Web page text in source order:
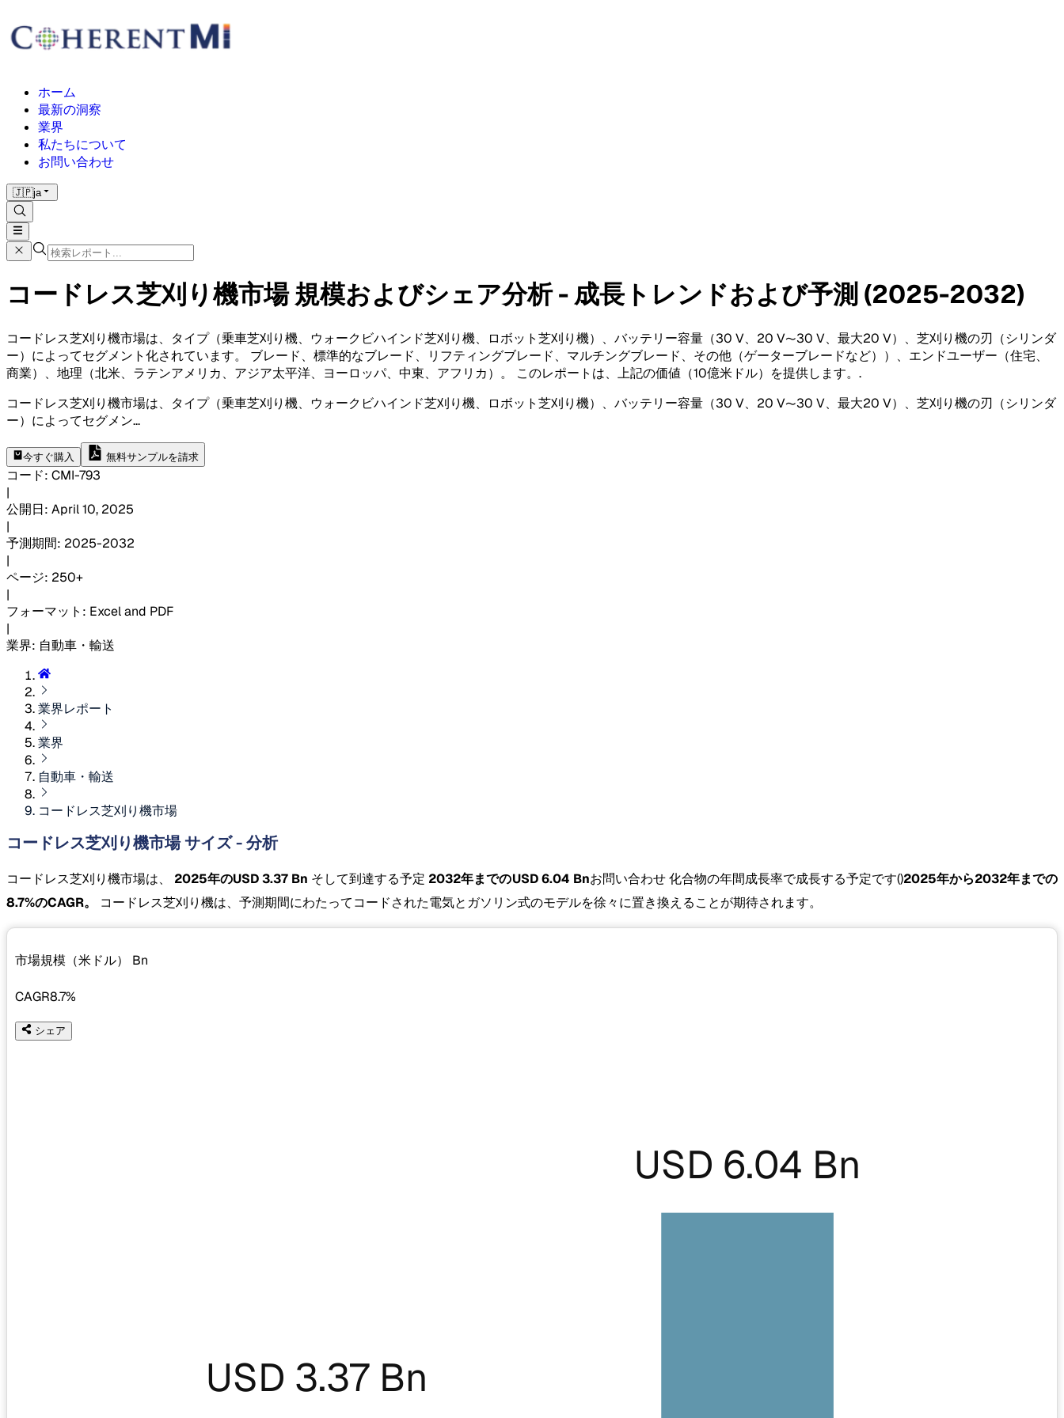
ホーム
最新の洞察
業界
私たちについて
お問い合わせ
🇯🇵ja
コードレス芝刈り機市場 規模およびシェア分析 - 成長トレンドおよび予測 (2025-2032)
コードレス芝刈り機市場は、タイプ（乗車芝刈り機、ウォークビハインド芝刈り機、ロボット芝刈り機）、バッテリー容量（30 V、20 V〜30 V、最大20 V）、芝刈り機の刃（シリンダ
ー）によってセグメント化されています。 ブレード、標準的なブレード、リフティングブレード、マルチングブレード、その他（ゲーターブレードなど））、エンドユーザー（住宅、
商業）、地理（北米、ラテンアメリカ、アジア太平洋、ヨーロッパ、中東、アフリカ）。 このレポートは、上記の価値（10億米ドル）を提供します。 .
コードレス芝刈り機市場は、タイプ（乗車芝刈り機、ウォークビハインド芝刈り機、ロボット芝刈り機）、バッテリー容量（30 V、20 V〜30 V、最大20 V）、芝刈り機の刃（シリンダ
ー）によってセグメン...
今すぐ購入 無料サンプルを請求
コード: CMI-793
|
公開日: April 10, 2025
|
予測期間: 2025-2032
|
ページ: 250+
|
フォーマット : Excel and PDF
|
業界: 自動車・輸送
業界レポート
業界
自動車・輸送
コードレス芝刈り機市場
コードレス芝刈り機市場 サイズ - 分析
コードレス芝刈り機市場は、 2025年のUSD 3.37 Bn そして到達する予定 2032年までのUSD 6.04 Bnお問い合わせ 化合物の年間成長率で成長する予定です()2025年から2032年までの
8.7%のCAGR。
コードレス芝刈り機は、予測期間にわたってコードされた電気とガソリン式のモデルを徐々に置き換えることが期待されます。
市場規模（米ドル） Bn
CAGR8.7%
シェア
USD 3.37 Bn
USD 6.04 Bn